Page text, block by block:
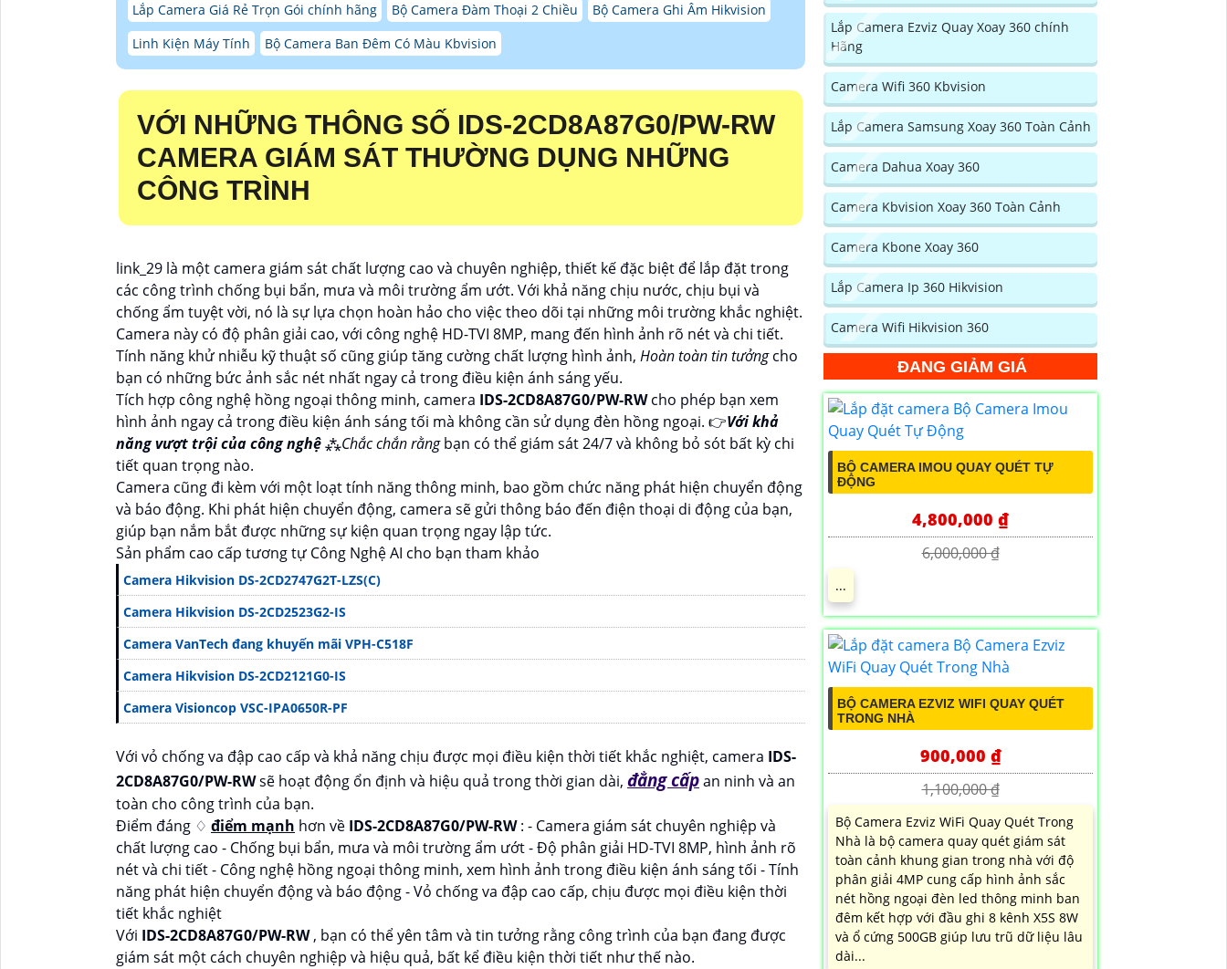
Lắp Camera Giá Rẻ Trọn Gói chính hãng Bộ Camera Đàm Thoại 2 Chiều
Bộ Camera Ghi Âm Hikvision
Linh Kiện Máy Tính
Bộ Camera Ban Đêm Có Màu Kbvision
VỚI NHỮNG THÔNG SỐ IDS-2CD8A87G0/PW-RW
CAMERA GIÁM SÁT THƯỜNG DỤNG NHỮNG
CÔNG TRÌNH
link_29 là một camera giám sát chất lượng cao và chuyên nghiệp, thiết kế đặc biệt để lắp đặt trong
các công trình chống bụi bẩn, mưa và môi trường ẩm ướt. Với khả năng chịu nước, chịu bụi và
chống ẩm tuyệt vời, nó là sự lựa chọn hoàn hảo cho việc theo dõi tại những môi trường khắc nghiệt.
Camera này có độ phân giải cao, với công nghệ HD-TVI 8MP, mang đến hình ảnh rõ nét và chi tiết.
Tính năng khử nhiễu kỹ thuật số cũng giúp tăng cường chất lượng hình ảnh, Hoàn toàn tin tưởngcho
bạn có những bức ảnh sắc nét nhất ngay cả trong điều kiện ánh sáng yếu.
Tích hợp công nghệ hồng ngoại thông minh, camera IDS-2CD8A87G0/PW-RWcho phép bạn xem
hình ảnh ngay cả trong điều kiện ánh sáng tối mà không cần sử dụng đèn hồng ngoại. 👉Với khả
năng vượt trội của công nghệ⁂Chắc chắn rằngbạn có thể giám sát 24/7 và không bỏ sót bất kỳ chi
tiết quan trọng nào.
Camera cũng đi kèm với một loạt tính năng thông minh, bao gồm chức năng phát hiện chuyển động
và báo động. Khi phát hiện chuyển động, camera sẽ gửi thông báo đến điện thoại di động của bạn,
giúp bạn nắm bắt được những sự kiện quan trọng ngay lập tức.
Sản phẩm cao cấp tương tự Công Nghệ AI cho bạn tham khảo
Camera Hikvision DS-2CD2747G2T-LZS(C)
Camera Hikvision DS-2CD2523G2-IS
Camera VanTech đang khuyến mãi VPH-C518F
Camera Hikvision DS-2CD2121G0-IS
Camera Visioncop VSC-IPA0650R-PF
Với vỏ chống va đập cao cấp và khả năng chịu được mọi điều kiện thời tiết khắc nghiệt, camera IDS-
2CD8A87G0/PW-RWsẽ hoạt động ổn định và hiệu quả trong thời gian dài, đẳng cấpan ninh và an
toàn cho công trình của bạn.
Điểm đáng ♢ điểm mạnh hơn về IDS-2CD8A87G0/PW-RW: - Camera giám sát chuyên nghiệp và
chất lượng cao - Chống bụi bẩn, mưa và môi trường ẩm ướt - Độ phân giải HD-TVI 8MP, hình ảnh rõ
nét và chi tiết - Công nghệ hồng ngoại thông minh, xem hình ảnh trong điều kiện ánh sáng tối - Tính
năng phát hiện chuyển động và báo động - Vỏ chống va đập cao cấp, chịu được mọi điều kiện thời
tiết khắc nghiệt
Với IDS-2CD8A87G0/PW-RW, bạn có thể yên tâm và tin tưởng rằng công trình của bạn đang được
giám sát một cách chuyên nghiệp và hiệu quả, bất kể điều kiện thời tiết như thế nào.
Lắp Camera Ezviz Quay Xoay 360 chính
Hãng
Camera Wifi 360 Kbvision
Lắp Camera Samsung Xoay 360 Toàn Cảnh
Camera Dahua Xoay 360
Camera Kbvision Xoay 360 Toàn Cảnh
Camera Kbone Xoay 360
Lắp Camera Ip 360 Hikvision
Camera Wifi Hikvision 360
ĐANG GIẢM GIÁ
BỘ CAMERA IMOU QUAY QUÉT TỰ
ĐỘNG
4,800,000 ₫
6,000,000 ₫
...
BỘ CAMERA EZVIZ WIFI QUAY QUÉT
TRONG NHÀ
900,000 ₫
1,100,000 ₫
Bộ Camera Ezviz WiFi Quay Quét Trong
Nhà là bộ camera quay quét giám sát
toàn cảnh khung gian trong nhà với độ
phân giải 4MP cung cấp hình ảnh sắc
nét hồng ngoại đèn led thông minh ban
đêm kết hợp với đầu ghi 8 kênh X5S 8W
và ổ cứng 500GB giúp lưu trũ dữ liệu lâu
dài...